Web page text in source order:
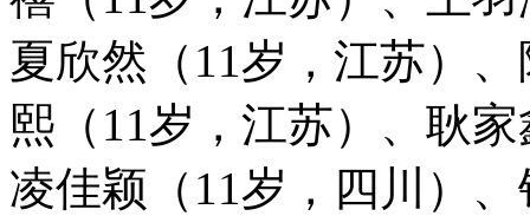
夏欣然（11岁，江苏）
熙（11岁，江苏）、耿
凌佳颖（11岁，四川）